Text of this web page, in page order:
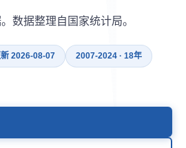
数据整理自国家统计局。
2026-08-07 2007-2024 · 18年